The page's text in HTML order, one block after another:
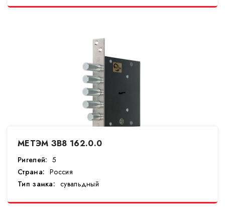
МЕТЭМ ЗВ8 162.0.0
Ригелей: 5
Страна: Россия
Тип замка: сувальдный